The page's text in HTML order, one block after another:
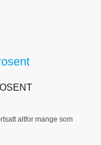
altfor mange som